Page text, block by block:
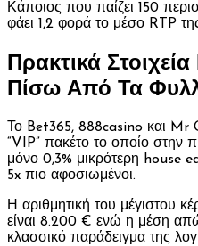
Κάποιος που παίζει 150
φάει 1,2 φορά το μέσο RTP
Πρακτικά
Πίσω Από Τα
Το Bet365, 888casino και Mr
“VIP” πακέτο το οποίο στην
μόνο 0,3% μικρότερη house
5x πιο αφοσιωμένοι.
Η αριθμητική του μέγιστου
είναι 8.200 € ενώ η μέση
κλασσικό παράδειγμα της